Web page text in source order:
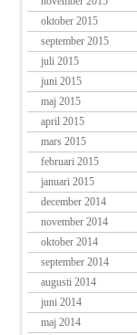
oktober 2015
september 2015
juli 2015
juni 2015
maj 2015
april 2015
mars 2015
februari 2015
januari 2015
december 2014
november 2014
oktober 2014
september 2014
augusti 2014
juni 2014
maj 2014